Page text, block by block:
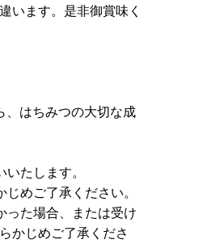
います。是非御賞味く
はちみつの大切な成
たします。
めご了承ください。
った場合、または受け
かじめご了承くださ